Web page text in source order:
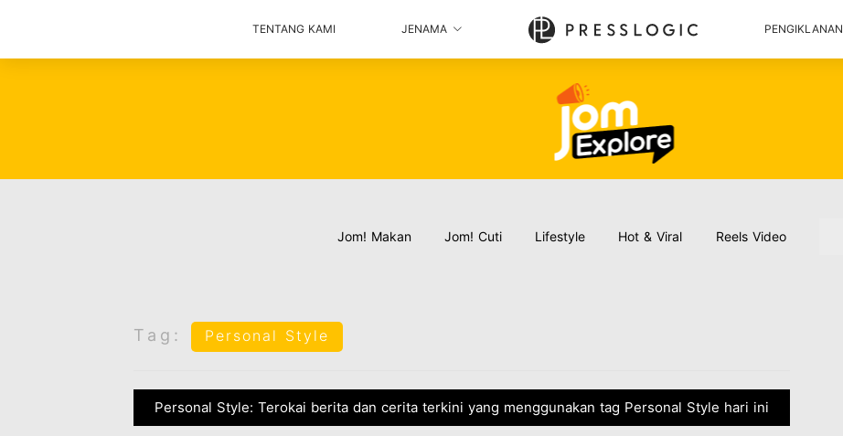
TENTANG KAMI JENAMA PENGIKLANAN
Jom! Makan Jom! Cuti Lifestyle Hot & Viral Reels Video
Tag: Personal Style
Personal Style: Terokai berita dan cerita terkini yang menggunakan tag Personal Style hari ini